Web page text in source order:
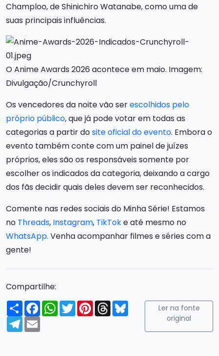
Champloo, de Shinichiro Watanabe, como uma de
suas principais influências.
O Anime Awards 2026 acontece em maio. Imagem:
Divulgação/Crunchyroll
Os vencedores da noite vão serescolhidos pelo
próprio público, que já pode votar em todas as
categorias a partir dosite oficial do evento. Embora o
evento também conte com um painel de juízes
próprios, eles são os responsáveis somente por
escolher os indicados da categoria, deixando a cargo
dos fãs decidir quais deles devem ser reconhecidos.
Comente nas redes sociais do Minha Série! Estamos
no Threads, Instagram, TikToke até mesmo no
WhatsApp. Venha acompanhar filmes e séries com a
gente!
Compartilhe:
Compartilhar
FacebookWhatsApp
TwitterPinterest
ThreadsBluesky
Telegram
Email
Ler na fonte
original